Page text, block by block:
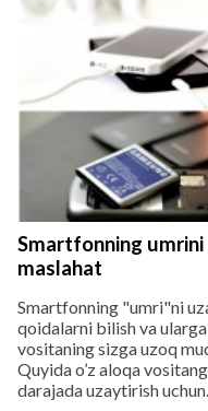
Smartfonning
maslahat
Smartfonning "umri"ni
qoidalarni bilish va
vositaning sizga uzoq
Quyida o’z aloqa
darajada uzaytirish